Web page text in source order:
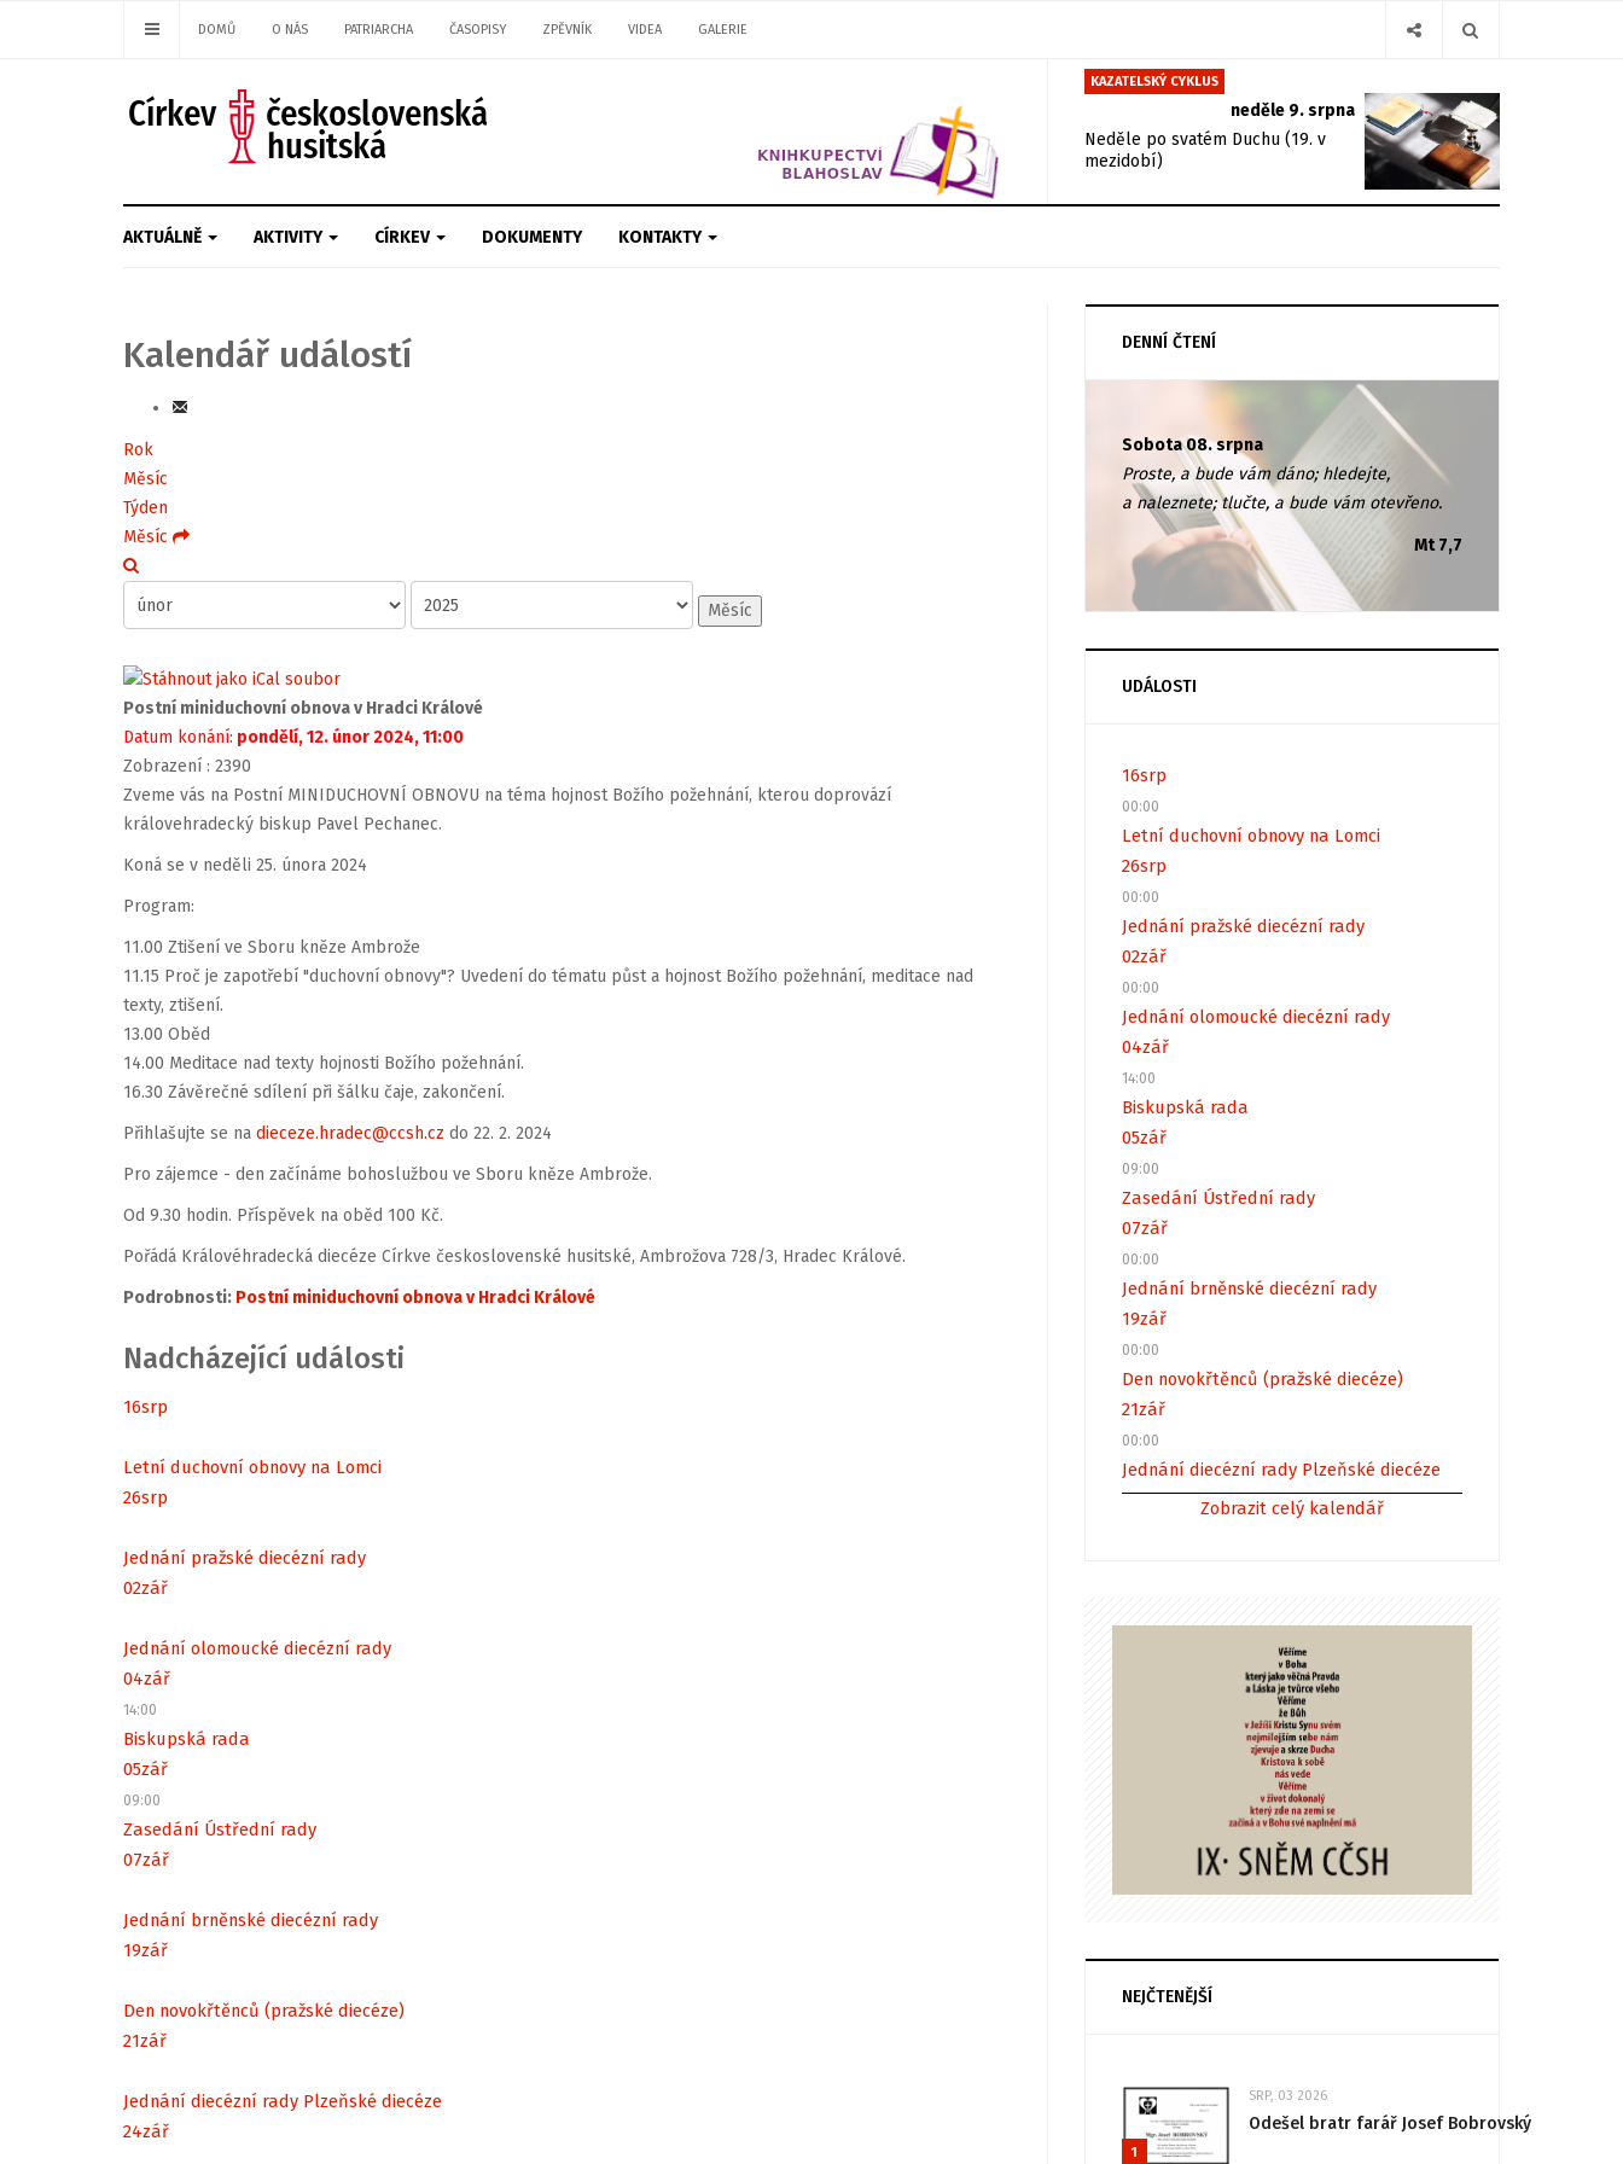
DOMŮ O NÁS PATRIARCHA ČASOPISY ZPĚVNÍK VIDEA GALERIE
KAZATELSKÝ CYKLUS
neděle 9. srpna
Neděle po svatém Duchu (19. v
mezidobí)
AKTUÁLNĚ AKTIVITY CÍRKEV DOKUMENTY KONTAKTY
Kalendář událostí
Rok
Měsíc
Týden
Měsíc
Měsíc
Postní miniduchovní obnova v Hradci Králové
Datum konání: pondělí, 12. únor 2024, 11:00
Zobrazení : 2390
Zveme vás na Postní MINIDUCHOVNÍ OBNOVU na téma hojnost Božího požehnání, kterou doprovází
královehradecký biskup Pavel Pechanec.
Koná se v neděli 25. února 2024
Program:
11.00 Ztišení ve Sboru kněze Ambrože
11.15 Proč je zapotřebí "duchovní obnovy"? Uvedení do tématu půst a hojnost Božího požehnání, meditace nad
texty, ztišení.
13.00 Oběd
14.00 Meditace nad texty hojnosti Božího požehnání.
16.30 Závěrečné sdílení při šálku čaje, zakončení.
Přihlašujte se na dieceze.hradec@ccsh.cz do 22. 2. 2024
Pro zájemce - den začínáme bohoslužbou ve Sboru kněze Ambrože.
Od 9.30 hodin. Příspěvek na oběd 100 Kč.
Pořádá Královéhradecká diecéze Církve československé husitské, Ambrožova 728/3, Hradec Králové.
Podrobnosti: Postní miniduchovní obnova v Hradci Králové
Nadcházející události
16srp
Letní duchovní obnovy na Lomci
26srp
Jednání pražské diecézní rady
02zář
Jednání olomoucké diecézní rady
04zář
14:00
Biskupská rada
05zář
09:00
Zasedání Ústřední rady
07zář
Jednání brněnské diecézní rady
19zář
Den novokřtěnců (pražské diecéze)
21zář
Jednání diecézní rady Plzeňské diecéze
24zář
DENNÍ ČTENÍ
Sobota 08. srpna
Proste, a bude vám dáno; hledejte,
a naleznete; tlučte, a bude vám otevřeno.
Mt 7,7
UDÁLOSTI
16srp
00:00
Letní duchovní obnovy na Lomci
26srp
00:00
Jednání pražské diecézní rady
02zář
00:00
Jednání olomoucké diecézní rady
04zář
14:00
Biskupská rada
05zář
09:00
Zasedání Ústřední rady
07zář
00:00
Jednání brněnské diecézní rady
19zář
00:00
Den novokřtěnců (pražské diecéze)
21zář
00:00
Jednání diecézní rady Plzeňské diecéze
Zobrazit celý kalendář
NEJČTENĚJŠÍ
1
SRP, 03 2026
Odešel bratr farář Josef Bobrovský